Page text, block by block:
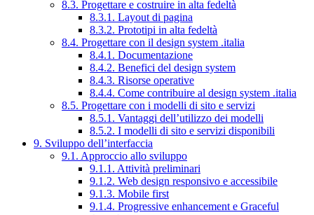
8.3. Progettare e costruire in alta fedeltà
8.3.1. Layout di pagina
8.3.2. Prototipi in alta fedeltà
8.4. Progettare con il design system .italia
8.4.1. Documentazione
8.4.2. Benefici del design system
8.4.3. Risorse operative
8.4.4. Come contribuire al design system .italia
8.5. Progettare con i modelli di sito e servizi
8.5.1. Vantaggi dell’utilizzo dei modelli
8.5.2. I modelli di sito e servizi disponibili
9. Sviluppo dell’interfaccia
9.1. Approccio allo sviluppo
9.1.1. Attività preliminari
9.1.2. Web design responsivo e accessibile
9.1.3. Mobile first
9.1.4. Progressive enhancement e Graceful